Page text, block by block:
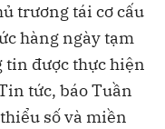
trương tái cơ cấu
hàng ngày tạm
tin được thực hiện
tức, báo Tuần
số và miền